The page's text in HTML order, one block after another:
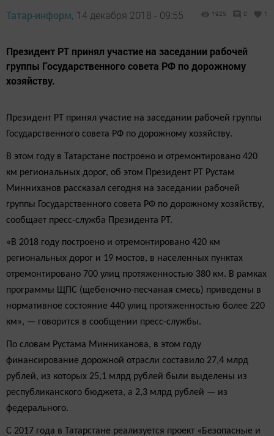
Татар-информ, 14 декабря 2018 - 09:55 1925 0 1
Президент РТ принял участие на заседании рабочей
группы Государственного совета РФ по дорожному
хозяйству.
Президент РТ принял участие на заседании рабочей группы
Государственного совета РФ по дорожному хозяйству.
В этом году в Татарстане построено и отремонтировано 420
км региональных дорог, об этом Президент РТ Рустам
Минниханов рассказал сегодня на заседании рабочей
группы Государственного совета РФ по дорожному хозяйству,
сообщает пресс-служба Президента РТ.
«В 2018 году построено и отремонтировано 420 км
региональных дорог и 19 мостов, в населенных пунктах
отремонтировано 700 улиц протяженностью 380 км. В рамках
программы ЩПС (щебеночно-песчаная смесь) приведены в
нормативное состояние 440 улиц протяженностью более 220
км», — говорится в сообщении пресс-службы.
По словам Рустама Минниханова, в этом году
финансирование дорожной отрасли составило 27,4 млрд
рублей, из которых 25,1 млрд рублей были выделены из
республиканского бюджета, а 2,3 млрд рублей — из
федерального.
С 2017 года в Татарстане реализуется проект «Безопасные и